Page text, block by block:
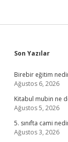
Son Yazılar
Birebir eğitim
Ağustos 6, 2026
Kitabul mubin ne
Ağustos 5, 2026
5. sınıfta cami
Ağustos 3, 2026